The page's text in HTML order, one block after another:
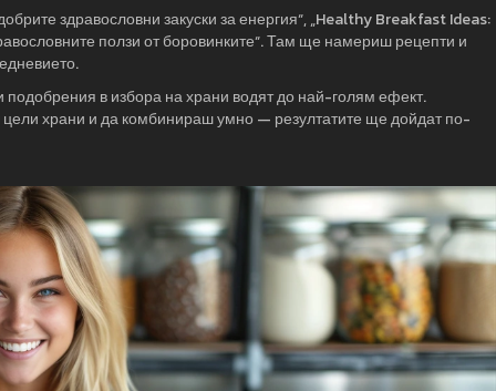
здравословни закуски за енергия“, „Healthy Breakfast Ideas:
ползи от боровинките“. Там ще намериш рецепти и
в избора на храни водят до най-голям ефект.
храни и да комбинираш умно — резултатите ще дойдат по-